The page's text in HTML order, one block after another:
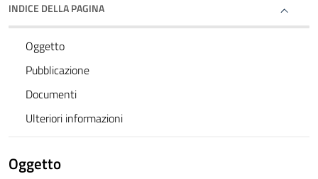
INDICE DELLA PAGINA
Oggetto
Pubblicazione
Documenti
Ulteriori informazioni
Oggetto